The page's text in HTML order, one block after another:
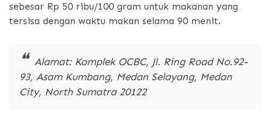
sebesar Rp 50 ribu/100 gram untuk makanan yang
tersisa dengan waktu makan selama 90 menit.
Alamat: Komplek OCBC, Jl. Ring Road No.92-
93, Asam Kumbang, Medan Selayang, Medan
City, North Sumatra 20122